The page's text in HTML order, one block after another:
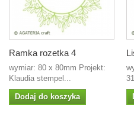
Ramka rozetka 4
wymiar: 80 x 80mm Projekt:
Klaudia stempel...
Dodaj do koszyka